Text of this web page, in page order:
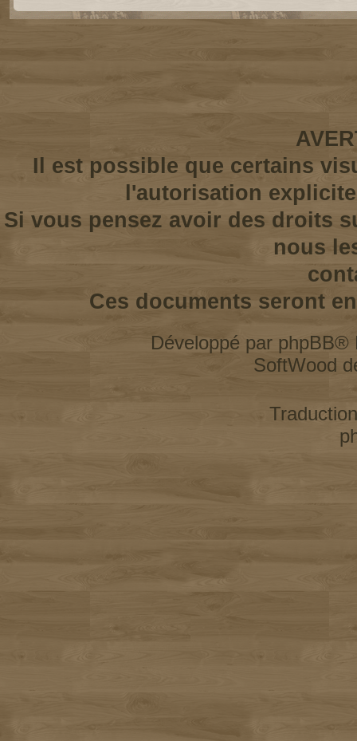
Il est possible que certains
l'autorisation
Si vous pensez avoir des droits
nous
Ces documents seront
Développé par phpBB®
SoftWood